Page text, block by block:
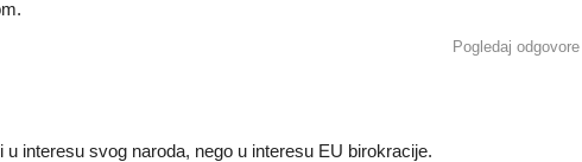
Pogledaj odgovore
u interesu svog naroda, nego u interesu EU birokracije.